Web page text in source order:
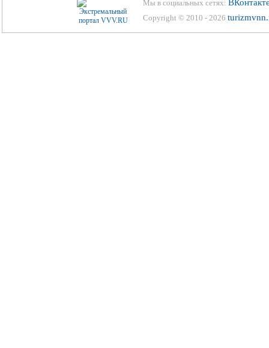
Мы в социальных сетях:
Copyright © 2010 - 2026